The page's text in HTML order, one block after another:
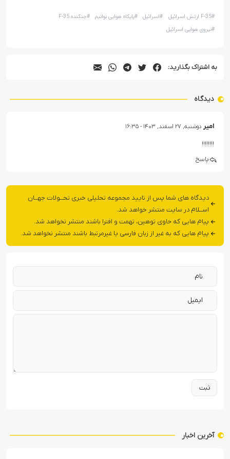
#F-35 ارتش اسرائیل #اسرائیل #پایگاه هوایی نواتیم #جنگنده F-35
#نیروی هوایی اسرائیل
به اشتراک بگذارید:
دیدگاه
امیر دوشنبه, ۲۷ اسفند, ۱۴۰۳ - ۱۶:۳۵
!!!!!!!!
پاسخ
دیدگاه های شما پس از تایید مجموعه تحلیلی خبری تحــولات جهــان
اســلام در سایت منتشر خواهد شد.
پیام هایی که حاوی توهین، تهمت و افترا باشند منتشر نخواهد شد.
پیام هایی که به غیر از زبان فارسی یا غیرمرتبط باشند منتشر نخواهد شد.
آخرین اخبار